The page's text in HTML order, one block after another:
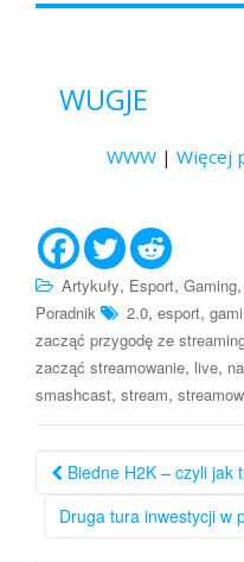
WUGJE
WWW | Więcej
Artykuły, Esport, Gaming,
Poradnik 2.0, esport,
zacząć przygodę ze
zacząć streamowanie, live,
smashcast, stream,
Nawigacja
po
Biedne H2K – czyli jak
Druga tura inwestycji w